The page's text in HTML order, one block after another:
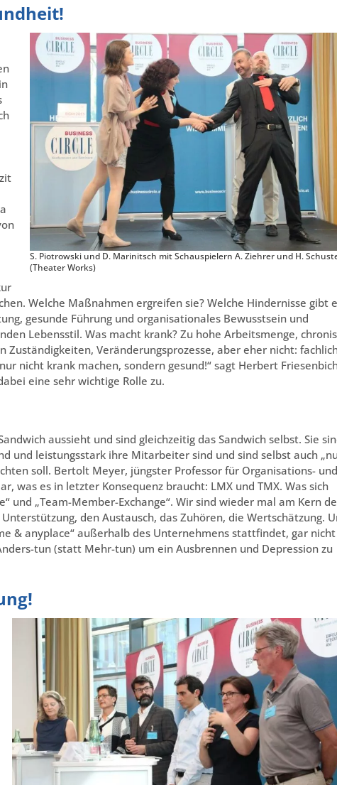
S. Piotrowski und D. Marinitsch mit Schauspielern A. Ziehrer und H.
(Theater Works)
Welche Maßnahmen ergreifen sie? Welche Hindernisse gibt
gesunde Führung und organisationales Bewusstsein und
Lebensstil. Was macht krank? Zu hohe Arbeitsmenge,
Zuständigkeiten, Veränderungsprozesse, aber eher nicht:
nicht krank machen, sondern gesund!“ sagt Herbert
eine sehr wichtige Rolle zu.
aussieht und sind gleichzeitig das Sandwich selbst. Sie
und leistungsstark ihre Mitarbeiter sind und sind selbst auch
soll. Bertolt Meyer, jüngster Professor für Organisations- und
was es in letzter Konsequenz braucht: LMX und TMX. Was sich
und „Team-Member-Exchange“. Wir sind wieder mal am Kern
den Austausch, das Zuhören, die Wertschätzung.
& anyplace“ außerhalb des Unternehmens stattfindet, gar
tun (statt Mehr-tun) um ein Ausbrennen und Depression zu